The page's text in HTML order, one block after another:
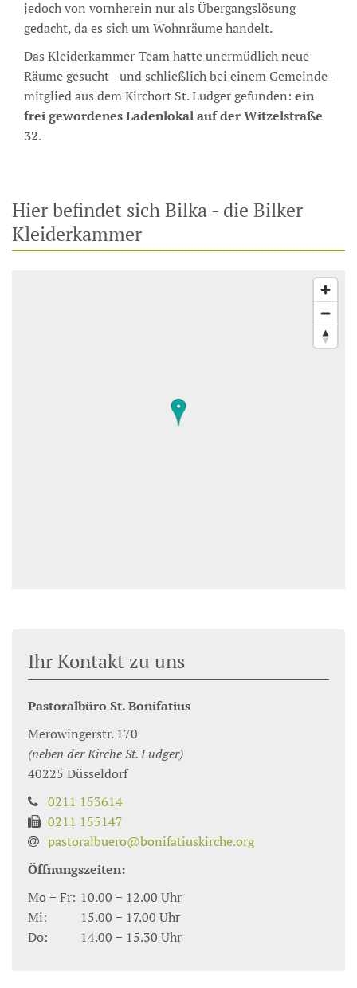
jedoch von vorn­herein nur als Übergangs­lösung
gedacht, da es sich um Wohn­räume handelt.
Das Kleiderkammer-Team hatte unermüdlich neue
Räume gesucht - und schließlich bei einem Gemeinde­
mitglied aus dem Kirch­ort St. Ludger gefunden: ein
frei gewordenes Laden­lokal auf der Witzelstraße
32.
Hier befindet sich Bilka - die Bilker
Kleiderkammer
Ihr Kontakt zu uns
Pastoralbüro St. Bonifatius
Merowingerstr. 170
(neben der Kirche St. Ludger)
40225 Düsseldorf
0211 153614
0211 155147
pastoralbuero@bonifatiuskirche.org
Öffnungszeiten:
Mo − Fr: 10.00 − 12.00 Uhr
Mi:
15.00 − 17.00 Uhr
Do:
14.00 − 15.30 Uhr